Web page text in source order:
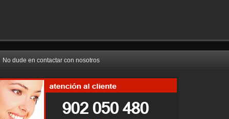
No dude en contactar con nosotros